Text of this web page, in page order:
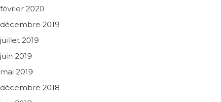
février 2020
décembre 2019
juillet 2019
juin 2019
mai 2019
décembre 2018